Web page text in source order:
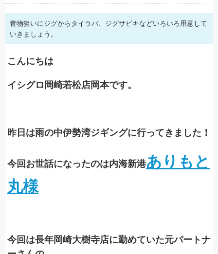
青物狙いにジグからタイラバ、ジグサビキなどいろいろ用意して
いきましょう。
こんにちは
イシグロ岡崎若松店岡本です。
昨日は雨の中伊勢湾ジギングに行ってきました！
今回お世話になったのは内海新港ありもと
丸様
今回は長年岡崎大樹寺店に勤めていた元パートナ